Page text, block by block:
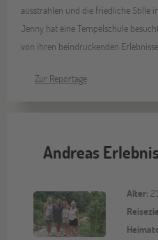
ausstrahlen und die friedliche Stille
Jenny hat eine Tempelschule
von ihren beindruckenden
Zur Reportage
Andreas
Alter: